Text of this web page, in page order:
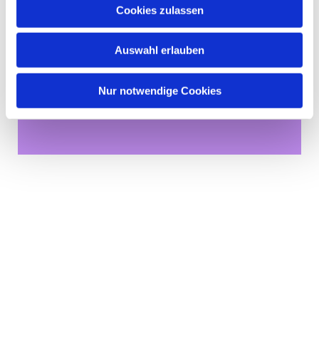
Cookies zulassen
Auswahl erlauben
Nur notwendige Cookies
Dies könnte Sie auch
interessieren